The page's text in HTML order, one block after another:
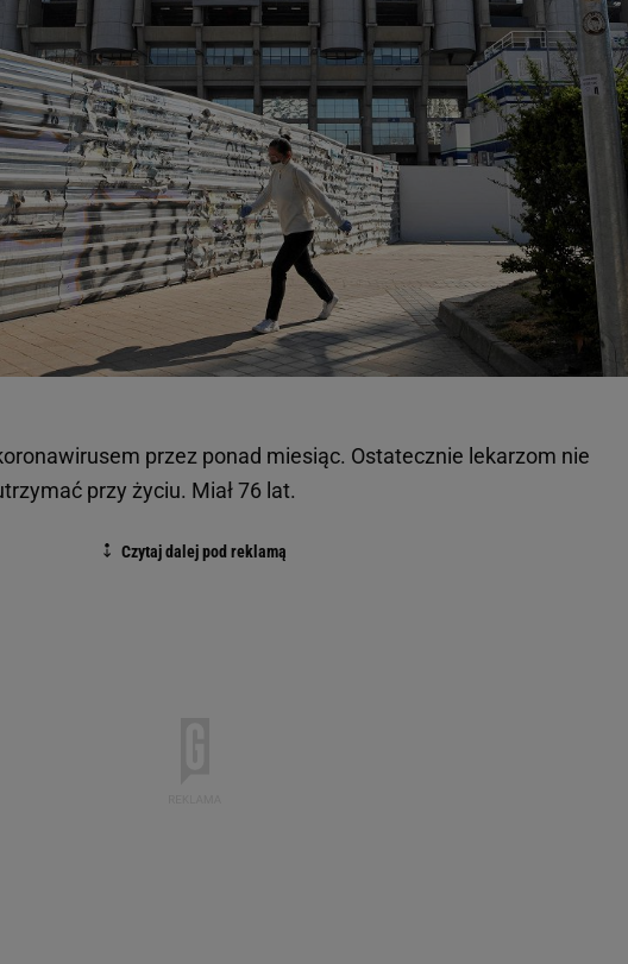
przez ponad miesiąc. Ostatecznie lekarzom nie
przy życiu. Miał 76 lat.